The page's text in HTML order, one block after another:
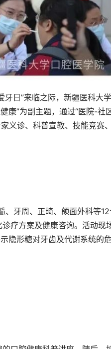
牙日”来临之际，新疆医科大
康”为副主题，通过“医院-社
义诊、科普宣教、技能竞赛
、牙周、正畸、颌面外科等
疗方案及健康咨询。活动现
隐形糖对牙齿及代谢系统的